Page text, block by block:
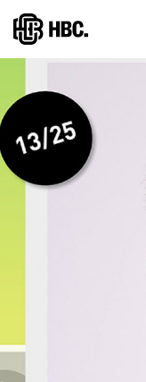
Direkt
zum
Inhalt